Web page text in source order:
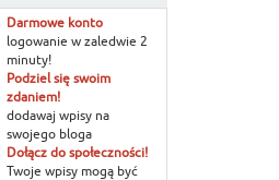
Darmowe konto
logowanie w zaledwie 2
minuty!
Podziel się swoim
zdaniem!
dodawaj wpisy na
swojego bloga
Dołącz do społeczności!
Twoje wpisy mogą być